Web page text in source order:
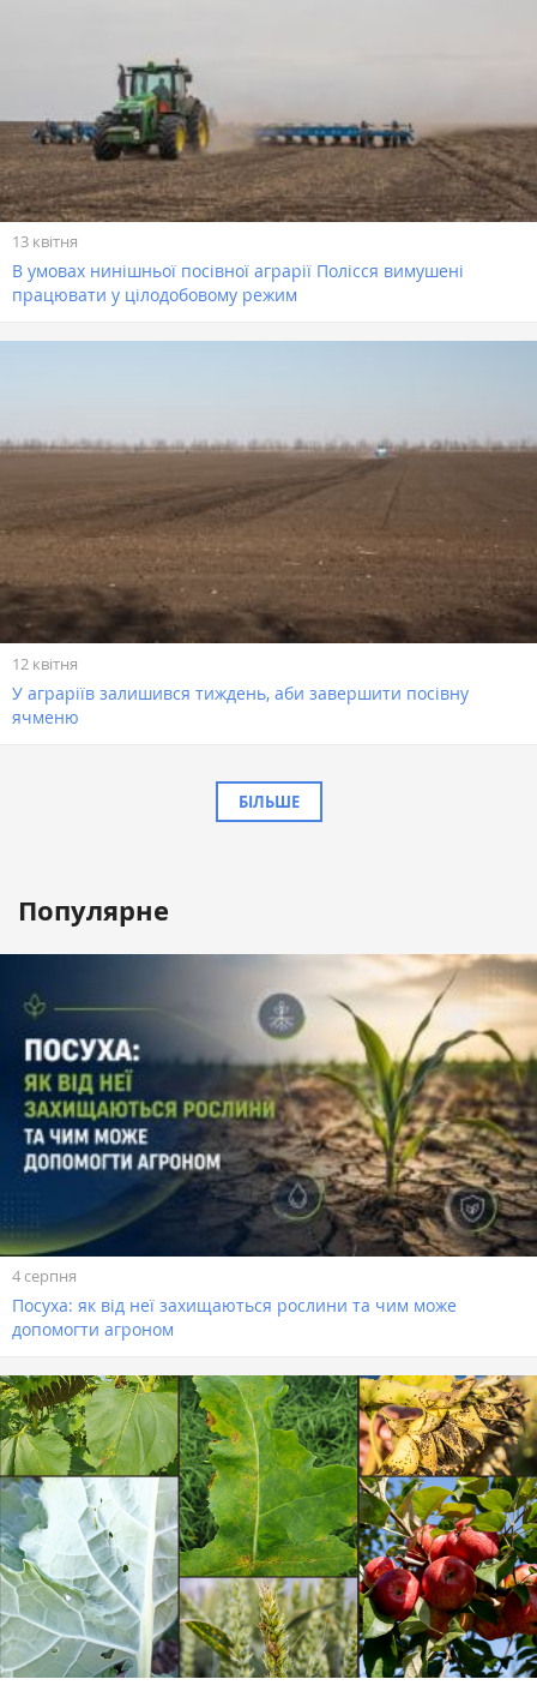
13 квітня
В умовах нинішньої посівної аграрії Полісся вимушені
працювати у цілодобовому режим
12 квітня
У аграріїв залишився тиждень, аби завершити посівну
ячменю
БІЛЬШЕ
Популярне
4 серпня
Посуха: як від неї захищаються рослини та чим може
допомогти агроном